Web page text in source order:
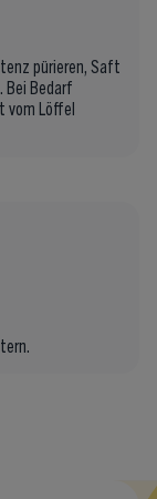
pürieren, Saft
Bei Bedarf
vom Löffel